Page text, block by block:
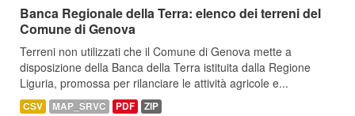
Banca Regionale della Terra: elenco dei terreni del
Comune di Genova
Terreni non utilizzati che il Comune di Genova mette a
disposizione della Banca della Terra istituita dalla Regione
Liguria, promossa per rilanciare le attività agricole e...
CSV MAP_SRVC PDF ZIP